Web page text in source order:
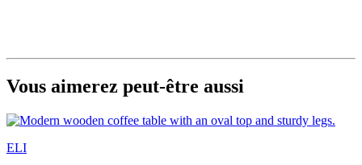
Vous aimerez peut-être aussi
ELI